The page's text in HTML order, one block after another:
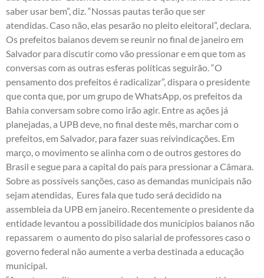
saber usar bem”, diz. “Nossas pautas terão que ser
atendidas. Caso não, elas pesarão no pleito eleitoral”, declara.
Os prefeitos baianos devem se reunir no final de janeiro em
Salvador para discutir como vão pressionar e em que tom as
conversas com as outras esferas políticas seguirão. “O
pensamento dos prefeitos é radicalizar”, dispara o presidente
que conta que, por um grupo de WhatsApp, os prefeitos da
Bahia conversam sobre como irão agir. Entre as ações já
planejadas, a UPB deve, no final deste mês, marchar com o
prefeitos, em Salvador, para fazer suas reivindicações. Em
março, o movimento se alinha com o de outros gestores do
Brasil e segue para a capital do país para pressionar a Câmara.
Sobre as possíveis sanções, caso as demandas municipais não
sejam atendidas, Eures fala que tudo será decidido na
assembleia da UPB em janeiro. Recentemente o presidente da
entidade levantou a possibilidade dos municípios baianos não
repassarem o aumento do piso salarial de professores caso o
governo federal não aumente a verba destinada a educação
municipal.